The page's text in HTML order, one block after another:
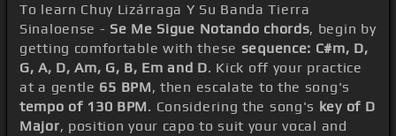
To learn Chuy Lizárraga Y Su Banda Tierra
Sinaloense - Se Me Sigue Notando chords, begin by
getting comfortable with these sequence: C#m, D,
G, A, D, Am, G, B, Em and D. Kick off your practice
at a gentle 65 BPM, then escalate to the song's
tempo of 130 BPM. Considering the song's key of D
Major, position your capo to suit your vocal and